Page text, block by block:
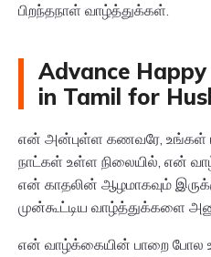
பிறந்தநாள் வாழ்த்துக்கள்.
Advance
in Tamil for
என் அன்புள்ள கணவரே, உங்கள்
நாட்கள் உள்ள நிலையில், என்
என் காதலின் ஆழமாகவும்
முன்கூட்டிய வாழ்த்துக்களை
என் வாழ்க்கையின் பாறை போல